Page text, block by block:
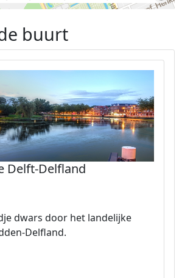
buurt
Delft-Delfland
dwars door het landelijke
Delfland.